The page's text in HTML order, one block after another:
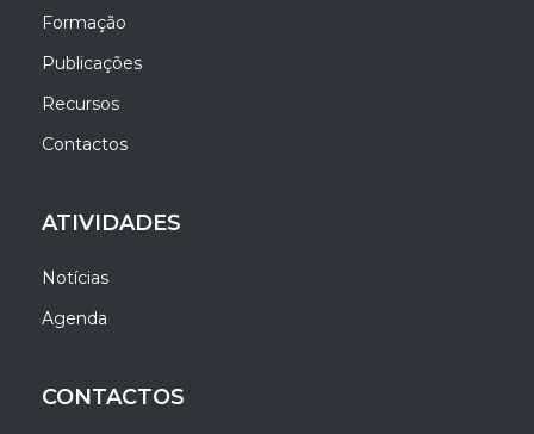
Formação
Publicações
Recursos
Contactos
ATIVIDADES
Notícias
Agenda
CONTACTOS